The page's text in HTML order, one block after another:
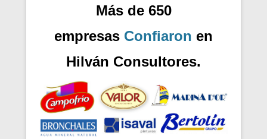
Más de 650
empresas Confiaron en
Hilván Consultores.